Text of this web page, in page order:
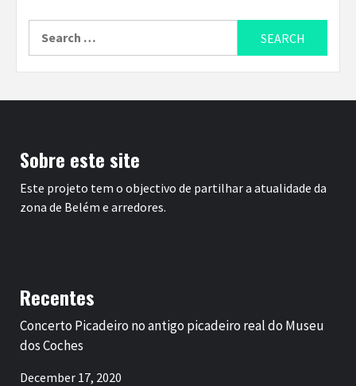
Sobre este site
Este projeto tem o objectivo de partilhar a atualidade da
zona de Belém e arredores.
Recentes
Concerto Picadeiro no antigo picadeiro real do Museu
dos Coches
December 17, 2020